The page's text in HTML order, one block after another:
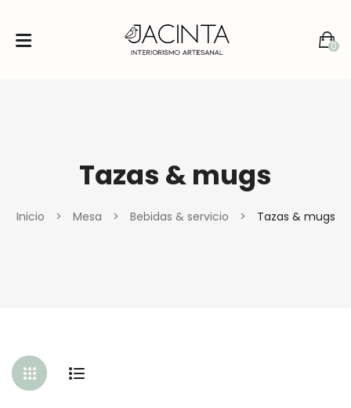
0
Tazas & mugs
Inicio > Mesa > Bebidas & servicio > Tazas & mugs